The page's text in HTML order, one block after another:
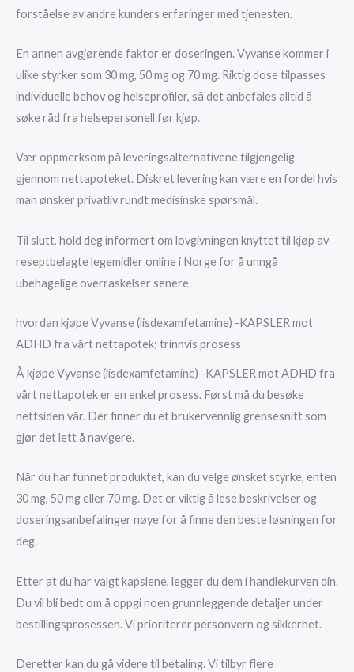
forståelse av andre kunders erfaringer med tjenesten.
En annen avgjørende faktor er doseringen. Vyvanse kommer i
ulike styrker som 30 mg, 50 mg og 70 mg. Riktig dose tilpasses
individuelle behov og helseprofiler, så det anbefales alltid å
søke råd fra helsepersonell før kjøp.
Vær oppmerksom på leveringsalternativene tilgjengelig
gjennom nettapoteket. Diskret levering kan være en fordel hvis
man ønsker privatliv rundt medisinske spørsmål.
Til slutt, hold deg informert om lovgivningen knyttet til kjøp av
reseptbelagte legemidler online i Norge for å unngå
ubehagelige overraskelser senere.
hvordan kjøpe Vyvanse (lisdexamfetamine) -KAPSLER mot
ADHD fra vårt nettapotek; trinnvis prosess
Å kjøpe Vyvanse (lisdexamfetamine) -KAPSLER mot ADHD fra
vårt nettapotek er en enkel prosess. Først må du besøke
nettsiden vår. Der finner du et brukervennlig grensesnitt som
gjør det lett å navigere.
Når du har funnet produktet, kan du velge ønsket styrke, enten
30 mg, 50 mg eller 70 mg. Det er viktig å lese beskrivelser og
doseringsanbefalinger nøye for å finne den beste løsningen for
deg.
Etter at du har valgt kapslene, legger du dem i handlekurven din.
Du vil bli bedt om å oppgi noen grunnleggende detaljer under
bestillingsprosessen. Vi prioriterer personvern og sikkerhet.
Deretter kan du gå videre til betaling. Vi tilbyr flere